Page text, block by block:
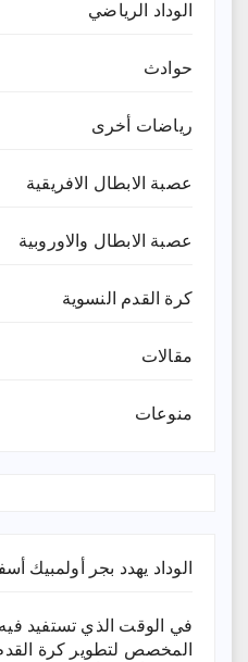
الوداد الرياضي
حوادث
رياضات أخرى
عصبة الابطال الافريقية
عصبة الابطال والاوروبية
كرة القدم النسوية
مقالات
منوعات
الوداد يهدد بجر أولمبيك
في الوقت الذي تستفيد فيه
المخصص لتطوير كرة